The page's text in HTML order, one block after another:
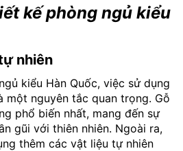
kế phòng ngủ kiểu
nhiên
kiểu Hàn Quốc, việc sử dụng
một nguyên tắc quan trọng. Gỗ
phổ biến nhất, mang đến sự
gũi với thiên nhiên. Ngoài ra,
thêm các vật liệu tự nhiên